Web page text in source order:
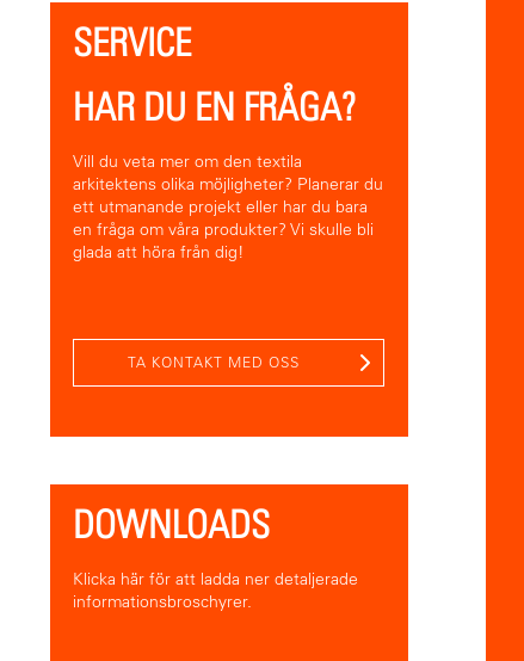
SERVICE
HAR DU EN FRÅGA?
Vill du veta mer om den textila
arkitektens olika möjligheter? Planerar du
ett utmanande projekt eller har du bara
en fråga om våra produkter? Vi skulle bli
glada att höra från dig!
TA KONTAKT MED OSS
DOWNLOADS
Klicka här för att ladda ner detaljerade
informationsbroschyrer.